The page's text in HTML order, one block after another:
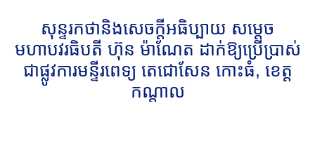
សុន្ទរកថានិងសេចក្តីអធិប្បាយ សម្តេច
មហាបវរធិបតី ហ៊ុន ម៉ាណែត ដាក់ឱ្យប្រើប្រាស់
ជាផ្លូវការមន្ទីរពេទ្យ តេជោសែន កោះធំ, ខេត្ត
កណ្តាល